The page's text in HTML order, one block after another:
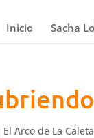
Inicio Sacha
El Arco de La Caleta